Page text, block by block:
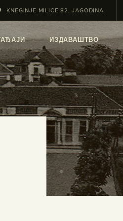
KNEGINJE MILICE 82, JAGODINA
ИЗДАВАШТВО